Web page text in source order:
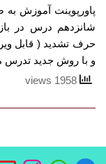
پاورپوینت آموزش
شانزدهم درس در
حرف تشدید ( قابل
و با روش جدید تدرس